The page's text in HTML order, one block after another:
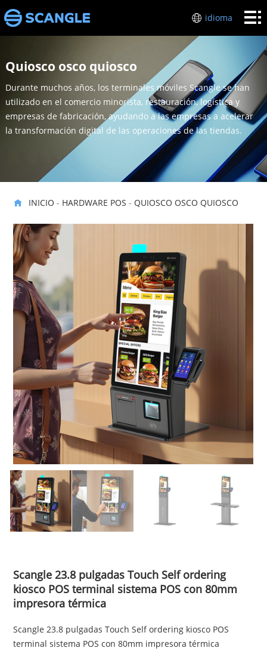
idioma
Inicio
POS
industrias
Sobre
mí
Soporte
contacto
con
nosotros
Quiosco osco quiosco
Durante muchos años, los terminales móviles Scangle se han
utilizado en el comercio minorista, restauración, logística y
empresas de fabricación, ayudando a las empresas a acelerar
la transformación digital de las operaciones de las tiendas.
INICIO - HARDWARE POS - QUIOSCO OSCO QUIOSCO
Scangle 23.8 pulgadas Touch Self ordering
kiosco POS terminal sistema POS con 80mm
impresora térmica
Scangle 23.8 pulgadas Touch Self ordering kiosco POS
terminal sistema POS con 80mm impresora térmica